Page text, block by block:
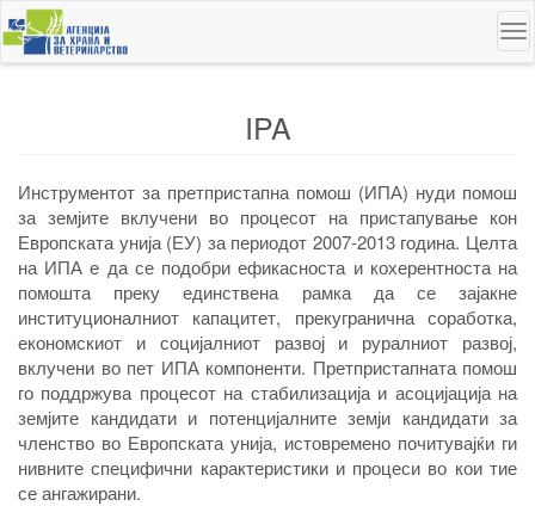
Skip
to
main
IPA
Инструментот за претпристапна помош (ИПА) нуди помош
за земјите вклучени во процесот на пристапување кон
Европската унија (ЕУ) за периодот 2007-2013 година. Целта
на ИПА е да се подобри ефикасноста и кохерентноста на
помошта преку единствена рамка да се зајакне
институционалниот капацитет, прекугранична соработка,
економскиот и социјалниот развој и руралниот развој,
вклучени во пет ИПА компоненти. Претпристапната помош
го поддржува процесот на стабилизација и асоцијација на
земјите кандидати и потенцијалните земји кандидати за
членство во Европската унија, истовремено почитувајќи ги
нивните специфични карактеристики и процеси во кои тие
се ангажирани.